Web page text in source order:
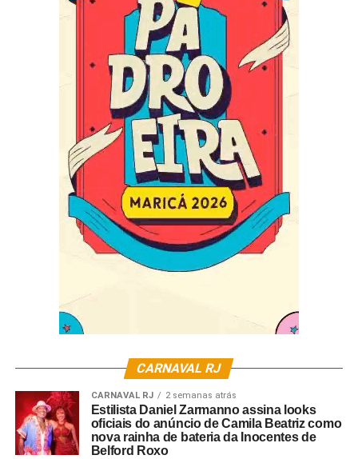
protocolos sanitários para os presentes, a serem
comunicados ao longo da semana pela direção da escola.
Ensaio de rua da Beija-Flor de Nilópolis
Domingos, 21 de novembro e 12 de Dezembro, às 18h
Rua Mirandela – Centro, Nilópolis (RJ).
Crédito da foto: Eduardo Hollanda.
CARNAVAL RJ
CARNAVAL RJ 2 semanas atrás
Estilista Daniel Zarmanno assina looks
oficiais do anúncio de Camila Beatriz como
nova rainha de bateria da Inocentes de
Belford Roxo